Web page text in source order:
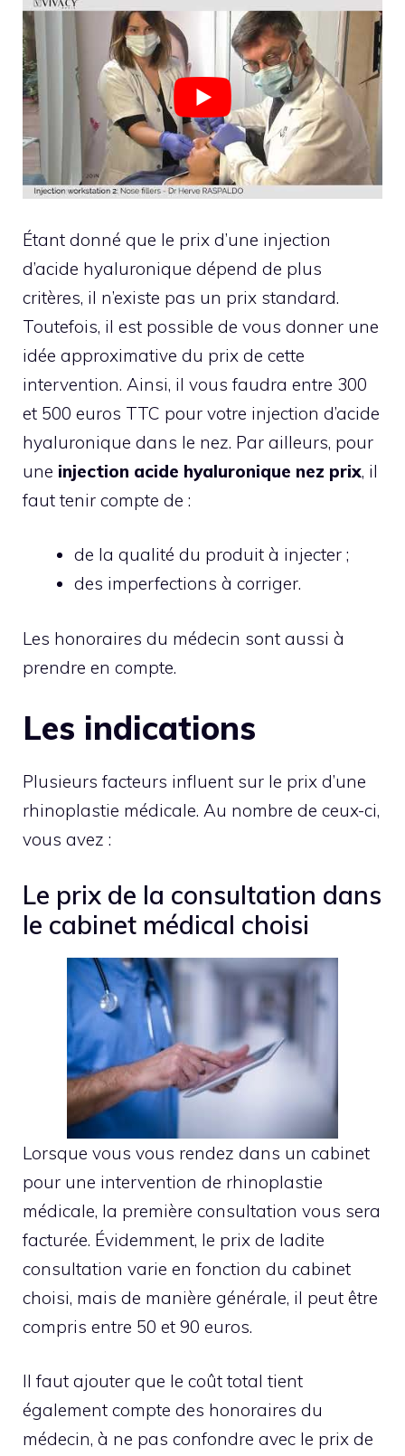
Étant donné que le prix d’une injection
d’acide hyaluronique dépend de plus
critères, il n’existe pas un prix standard.
Toutefois, il est possible de vous donner une
idée approximative du prix de cette
intervention. Ainsi, il vous faudra entre 300
et 500 euros TTC pour votre injection d’acide
hyaluronique dans le nez. Par ailleurs, pour
une injection acide hyaluronique nez prix, il
faut tenir compte de :
de la qualité du produit à injecter ;
des imperfections à corriger.
Les honoraires du médecin sont aussi à
prendre en compte.
Les indications
Plusieurs facteurs influent sur le prix d’une
rhinoplastie médicale. Au nombre de ceux-ci,
vous avez :
Le prix de la consultation dans
le cabinet médical choisi
Lorsque vous vous rendez dans un cabinet
pour une intervention de rhinoplastie
médicale, la première consultation vous sera
facturée. Évidemment, le prix de ladite
consultation varie en fonction du cabinet
choisi, mais de manière générale, il peut être
compris entre 50 et 90 euros.
Il faut ajouter que le coût total tient
également compte des honoraires du
médecin, à ne pas confondre avec le prix de